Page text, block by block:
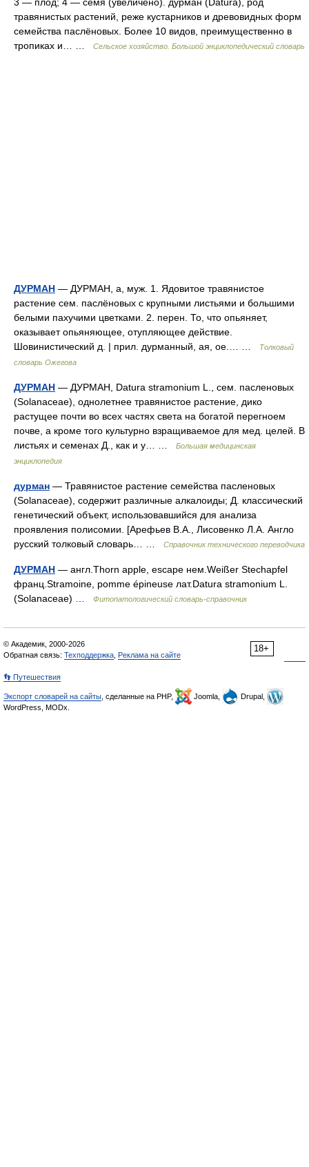
травянистых растений, реже кустарников и древовидных форм
семейства паслёновых. Более 10 видов, преимущественно в
тропиках и… …
Сельское хозяйство. Большой энциклопедический словарь
ДУРМАН — ДУРМАН, а, муж. 1. Ядовитое травянистое
растение сем. паслёновых с крупными листьями и большими
белыми пахучими цветками. 2. перен. То, что опьяняет,
оказывает опьяняющее, отупляющее действие.
Шовинистический д. | прил. дурманный, ая, ое.… …
Толковый
словарь Ожегова
ДУРМАН — ДУРМАН, Datura stramonium L., сем. пасленовых
(Solanaceae), однолетнее травянистое растение, дико
растущее почти во всех частях света на богатой перегноем
почве, а кроме того культурно взращиваемое для мед. целей. В
листьях и семенах Д., как и у… …
Большая медицинская
энциклопедия
дурман — Травянистое растение семейства пасленовых
(Solanaceae), содержит различные алкалоиды; Д. классический
генетический объект, использовавшийся для анализа
проявления полисомии. [Арефьев В.А., Лисовенко Л.А. Англо
русский толковый словарь… …
Справочник технического переводчика
ДУРМАН — англ.Thorn apple, escape нем.Weißer Stechapfel
франц.Stramoine, pomme épineuse лат.Datura stramonium L.
(Solanaceae) …
Фитопатологический словарь-справочник
18+
© Академик, 2000-2026
Обратная связь: Техподдержка Реклама на сайте
👣 Путешествия
Экспорт словарей на сайты , сделанные на PHP, Joomla,
Drupal,
WordPress, MODx.